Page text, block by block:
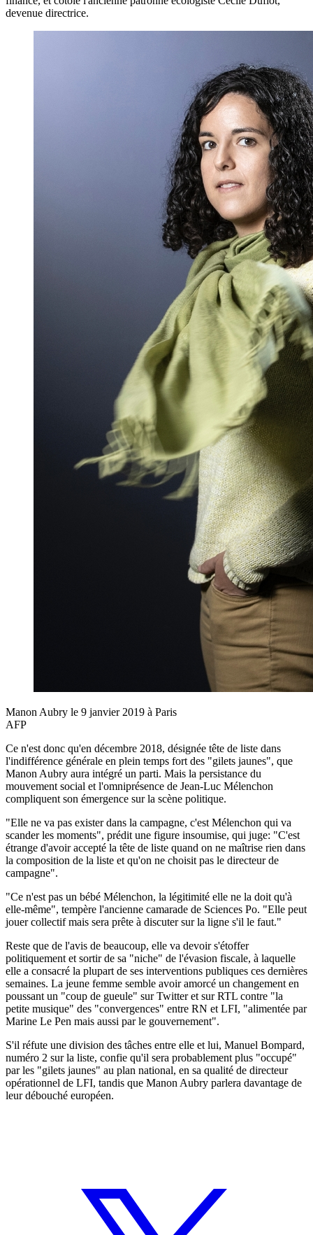
devenue directrice.
Manon Aubry le 9 janvier 2019 à Paris
AFP
Ce n'est donc qu'en décembre 2018, désignée tête de liste dans
l'indifférence générale en plein temps fort des "gilets jaunes", que
Manon Aubry aura intégré un parti. Mais la persistance du
mouvement social et l'omniprésence de Jean-Luc Mélenchon
compliquent son émergence sur la scène politique.
"Elle ne va pas exister dans la campagne, c'est Mélenchon qui va
scander les moments", prédit une figure insoumise, qui juge: "C'est
étrange d'avoir accepté la tête de liste quand on ne maîtrise rien dans
la composition de la liste et qu'on ne choisit pas le directeur de
campagne".
"Ce n'est pas un bébé Mélenchon, la légitimité elle ne la doit qu'à
elle-même", tempère l'ancienne camarade de Sciences Po. "Elle peut
jouer collectif mais sera prête à discuter sur la ligne s'il le faut."
Reste que de l'avis de beaucoup, elle va devoir s'étoffer
politiquement et sortir de sa "niche" de l'évasion fiscale, à laquelle
elle a consacré la plupart de ses interventions publiques ces dernières
semaines. La jeune femme semble avoir amorcé un changement en
poussant un "coup de gueule" sur Twitter et sur RTL contre "la
petite musique" des "convergences" entre RN et LFI, "alimentée par
Marine Le Pen mais aussi par le gouvernement".
S'il réfute une division des tâches entre elle et lui, Manuel Bompard,
numéro 2 sur la liste, confie qu'il sera probablement plus "occupé"
par les "gilets jaunes" au plan national, en sa qualité de directeur
opérationnel de LFI, tandis que Manon Aubry parlera davantage de
leur débouché européen.